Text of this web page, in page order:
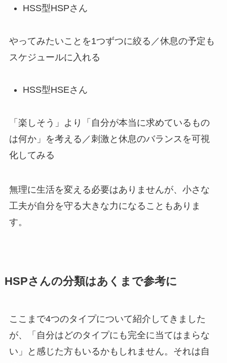
HSS型HSPさん
やってみたいことを1つずつに絞る／休息の予定も
スケジュールに入れる
HSS型HSEさん
「楽しそう」より「自分が本当に求めているもの
は何か」を考える／刺激と休息のバランスを可視
化してみる
無理に生活を変える必要はありませんが、小さな
工夫が自分を守る大きな力になることもありま
す。
HSPさんの分類はあくまで参考に
ここまで4つのタイプについて紹介してきました
が、「自分はどのタイプにも完全に当てはまらな
い」と感じた方もいるかもしれません。それは自